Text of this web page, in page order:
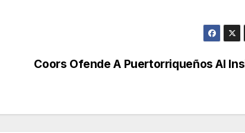
Coors Ofende A Puertorriqueños Al